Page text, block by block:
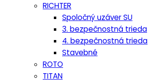
RICHTER
Spoločný uzáver SU
3. bezpečnostná trieda
4. bezpečnostná trieda
Stavebné
ROTO
TITAN